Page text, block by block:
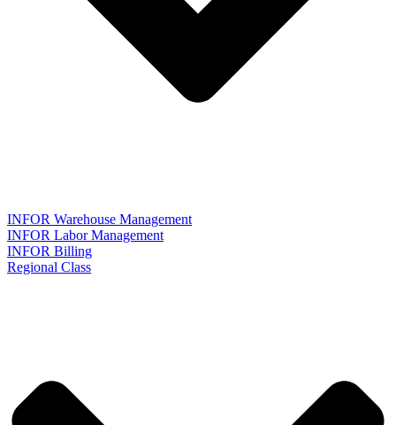
INFOR Warehouse Management
INFOR Labor Management
INFOR Billing
Regional Class